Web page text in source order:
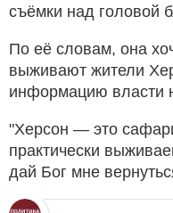
съёмки над головой
По её словам, она
выживают жители
информацию власти
"Херсон — это
практически
дай Бог мне